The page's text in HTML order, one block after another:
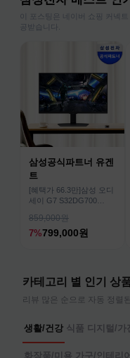
이 포스팅은 네이버 쇼핑 커넥
공받습니다.
삼성공식파트너 유겐
트
[혜택가 66.3만]삼성 오디
세이 G7 S32DG700
859,000원
7%799,000원
카테고리 별 인기 상
리뷰 많은 순으로 자동 정렬
생활/건강 식품 디지털/가
화장품/미용 가구/인테리어